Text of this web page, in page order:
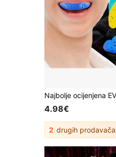
4.98€
2 drugih prodavača